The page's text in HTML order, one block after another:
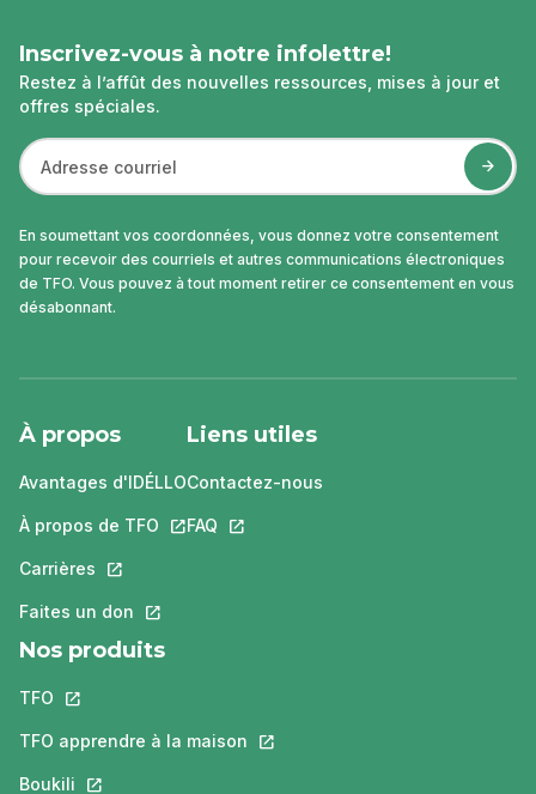
Inscrivez-vous à notre infolettre!
Restez à l’affût des nouvelles ressources, mises à jour et
offres spéciales.
En soumettant vos coordonnées, vous donnez votre consentement
pour recevoir des courriels et autres communications électroniques
de TFO. Vous pouvez à tout moment retirer ce consentement en vous
désabonnant.
À propos
Avantages d'IDÉLLO
À propos de TFO Ce lien s'ouvrira dans un nouvel onglet.
Carrières Ce lien s'ouvrira dans un nouvel onglet.
Faites un don Ce lien s'ouvrira dans un nouvel onglet.
Liens utiles
Contactez-nous
FAQ Ce lien s'ouvrira dans un nouvel
Nos produits
TFO Ce lien s'ouvrira dans un nouvel onglet.
TFO apprendre à la maison Ce lien s'ouvrira dans un nouvel
Boukili Ce lien s'ouvrira dans un nouvel onglet.